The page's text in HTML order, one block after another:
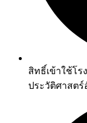
สิทธิ์เข้าใช้โ
ประวัติศาสตร์